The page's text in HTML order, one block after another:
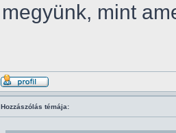
megyünk, mint
Hozzászólás témája: